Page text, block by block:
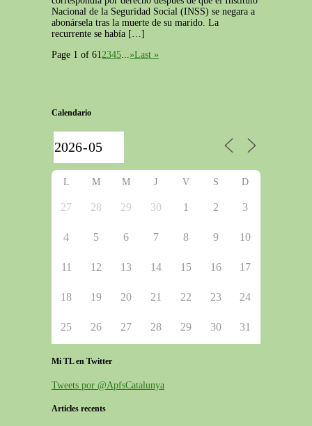
Nacional de la Seguridad Social (INSS) se negara a
abonársela tras la muerte de su marido. La
recurrente se había […]
Page 1 of 612345...»Last »
Calendario
L M M J V S D
27 28 29 30 1 2 3
4 5 6 7 8 9 10
11 12 13 14 15 16 17
18 19 20 21 22 23 24
25 26 27 28 29 30 31
Mi TL en Twitter
Tweets por @ApfsCatalunya
Articles recents